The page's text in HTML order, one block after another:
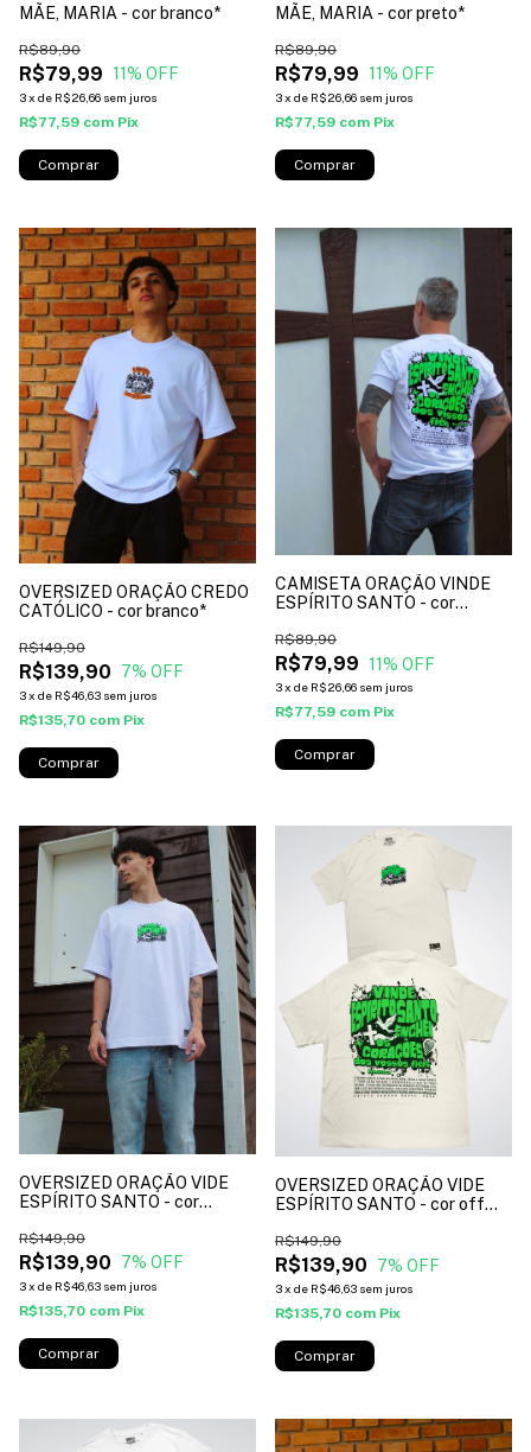
MÃE, MARIA - cor branco*
R$79,99
R$89,90
11% OFF
3x de R$26,66 sem juros
R$77,59 com Pix
Comprar
MÃE, MARIA - cor preto*
R$79,99
R$89,90
11% OFF
3x de R$26,66 sem juros
R$77,59 com Pix
Comprar
OVERSIZED ORAÇÃO CREDO
CATÓLICO - cor branco*
R$139,90
R$149,90
7% OFF
3x de R$46,63 sem juros
R$135,70 com Pix
Comprar
CAMISETA ORAÇÃO VINDE
ESPÍRITO SANTO - cor
R$79,99
R$89,90
11% OFF
3x de R$26,66 sem juros
R$77,59 com Pix
Comprar
OVERSIZED ORAÇÃO VIDE
ESPÍRITO SANTO - cor
R$139,90
R$149,90
7% OFF
3x de R$46,63 sem juros
R$135,70 com Pix
Comprar
OVERSIZED ORAÇÃO VIDE
ESPÍRITO SANTO - cor off
R$139,90
R$149,90
7% OFF
3x de R$46,63 sem juros
R$135,70 com Pix
Comprar